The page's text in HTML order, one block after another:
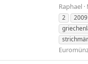
Raphael
2
2009